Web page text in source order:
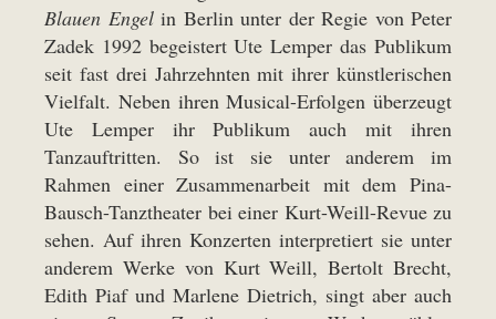
Blauen Engelin Berlin unter der Regie von Peter
Zadek 1992 begeistert Ute Lemper das Publikum
seit fast drei Jahrzehnten mit ihrer künstlerischen
Vielfalt. Neben ihren Musical-Erfolgen überzeugt
Ute Lemper ihr Publikum auch mit ihren
Tanzauftritten. So ist sie unter anderem im
Rahmen einer Zusammenarbeit mit dem Pina-
Bausch-Tanztheater bei einer Kurt-Weill-Revue zu
sehen. Auf ihren Konzerten interpretiert sie unter
anderem Werke von Kurt Weill, Bertolt Brecht,
Edith Piaf und Marlene Dietrich, singt aber auch